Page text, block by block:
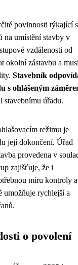
povinnosti týkající
na umístění stavby v
vzdálenosti od
okolní zástavbu a
Stavebník
s ohlášeným
stavebnímu úřadu.
režimu je
její dokončení. Úřad
provedena v
zajišťuje, že i
míru kontroly a
umožňuje rychlejší a
o povolení